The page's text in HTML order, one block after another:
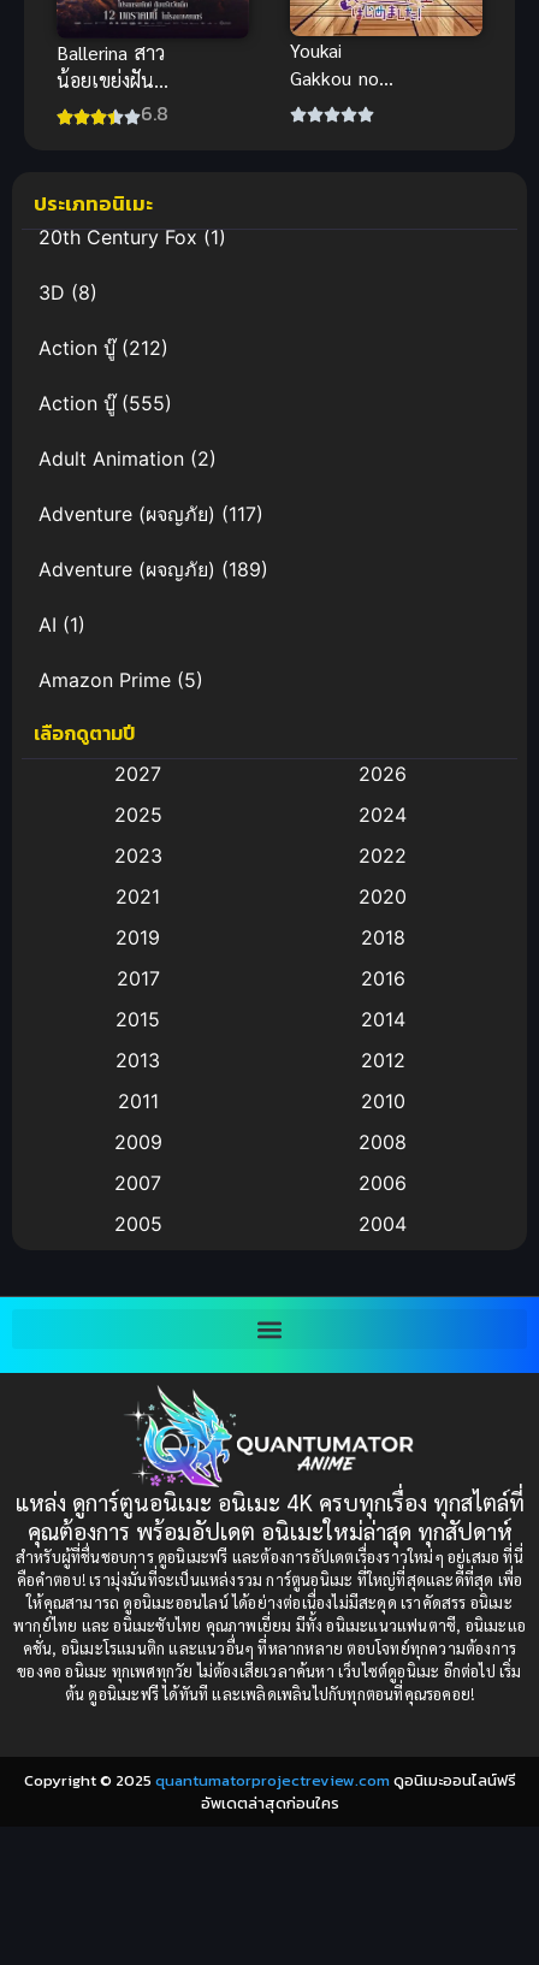
Ballerina สาว
น้อยเขย่งฝัน
บัลเลริน่า
สร้างแรงใจ
6.8
Youkai
Gakkou no
Sensei
ประเภทอนิเมะ
20th Century Fox(1)
3D (8)
Action บู๊(212)
Action บู๊(555)
Adult Animation (2)
Adventure (ผจญภัย) (117)
Adventure (ผจญภัย) (189)
AI (1)
Amazon Prime (5)
Anal (ประตูหลัง)
Animation การ์ตูน
Animation อนิเมะ
Animation แอนิเมชัน
(9)
Big tits (นมใหญ่)
Bitch (ผู้หญิงร่าน)
Bondage (ทาส)(1)
(1)
Censored (เซ็นเซอร์)(19)
Comedy (ตลก)(235)
Comedy (ตลก)(85)
Comic Book การ์ตูน(1)
Coming-of-Age ก้าวผ่านวัย(6)
เลือกดูตามปี
2027
2026
2025
2024
2023
2022
2021
2020
2019
2018
2017
2016
2015
2014
2013
2012
2011
2010
2009
2008
2007
2006
2005
2004
1997
1993
1991
1989
1988
1987
1985
1984
1983
1982
1981
1980
1979
แหล่ง ดูการ์ตูนอนิเมะ อนิเมะ 4K ครบทุกเรื่อง ทุกสไตล์ที่
คุณต้องการ พร้อมอัปเดต อนิเมะใหม่ล่าสุด ทุกสัปดาห์
สำหรับผู้ที่ชื่นชอบการ ดูอนิเมะฟรี และต้องการอัปเดตเรื่องราวใหม่ๆ อยู่เสมอ ที่นี่
คือคำตอบ! เรามุ่งมั่นที่จะเป็นแหล่งรวม การ์ตูนอนิเมะ ที่ใหญ่ที่สุดและดีที่สุด เพื่อ
ให้คุณสามารถ ดูอนิเมะออนไลน์ ได้อย่างต่อเนื่องไม่มีสะดุด เราคัดสรร อนิเมะ
พากย์ไทย และ อนิเมะซับไทย คุณภาพเยี่ยม มีทั้ง อนิเมะแนวแฟนตาซี, อนิเมะแอ
คชั่น, อนิเมะโรแมนติก และแนวอื่นๆ ที่หลากหลาย ตอบโจทย์ทุกความต้องการ
ของคอ อนิเมะ ทุกเพศทุกวัย ไม่ต้องเสียเวลาค้นหา เว็บไซต์ดูอนิเมะ อีกต่อไป เริ่ม
ต้น ดูอนิเมะฟรี ได้ทันที และเพลิดเพลินไปกับทุกตอนที่คุณรอคอย!
Copyright © 2025 quantumatorprojectreview.comดูอนิเมะออนไลน์ฟรี
อัพเดตล่าสุดก่อนใคร